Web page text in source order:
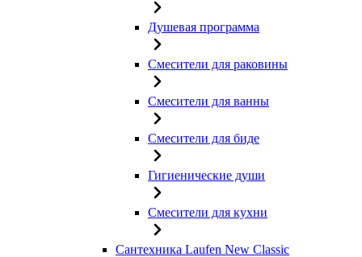
Душевая программа
Смесители для раковины
Смесители для ванны
Смесители для биде
Гигиенические души
Смесители для кухни
Сантехника Laufen New Classic